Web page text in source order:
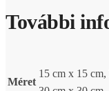
További
Méret
15 cm x 15